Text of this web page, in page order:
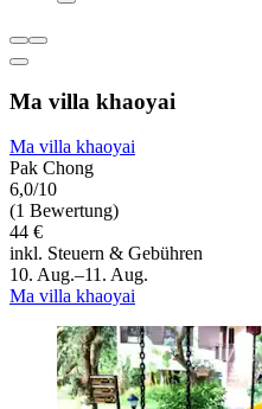
Ma villa khaoyai
Ma villa khaoyai
Pak Chong
6,0/10
(1 Bewertung)
44 €
inkl. Steuern & Gebühren
10. Aug.–11. Aug.
Ma villa khaoyai